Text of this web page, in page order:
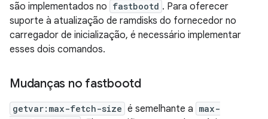
são implementados no fastbootd . Para oferecer
suporte à atualização de ramdisks do fornecedor no
carregador de inicialização, é necessário implementar
esses dois comandos.
Mudanças no fastbootd
getvar:max-fetch-size é semelhante a max-